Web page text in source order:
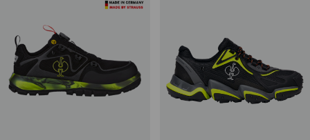
Podeszwa antyprzebiciowa
Wyprofilowana podeszwa
dodatkowo możliwe: odporność podeszwy na paliwa (FO)
właściwości antypoślizgowe
zakryta pięta
absorpcja energii w obszarze pięty (E)